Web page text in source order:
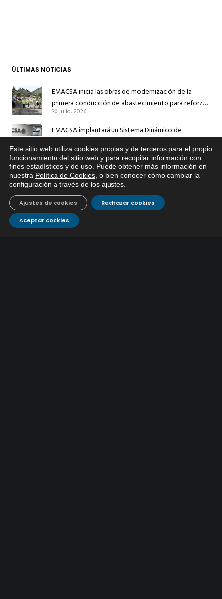
ÚLTIMAS NOTICIAS
EMACSA inicia las obras de modernización de la
primera conducción de abastecimiento para reforzar
el suministro de agua de Córdoba
30 julio, 2026
EMACSA implantará un Sistema Dinámico de
sus redes e instalaciones
17 julio, 2026
EMACSA inicia hoy las obras de una nueva arteria de
abastecimiento y una red de agua no potable en
Ingeniero Ruiz de Azúa
13 julio, 2026
Caracterización ZA Córdoba Red Quemadas- 1ª Sem
2026
9 julio, 2026
Este sitio web utiliza cookies propias y de terceros para el propio
funcionamiento del sitio web y para recopilar información con
fines estadísticos y de uso. Puede obtener más información en
nuestra Política de Cookies , o bien conocer cómo cambiar la
configuración a través de los ajustes
Aceptar cookies
Rechazar cookies
Ajustes de cookies
Si tiene cualquier duda sobre
EMACSA, haga click abajo.